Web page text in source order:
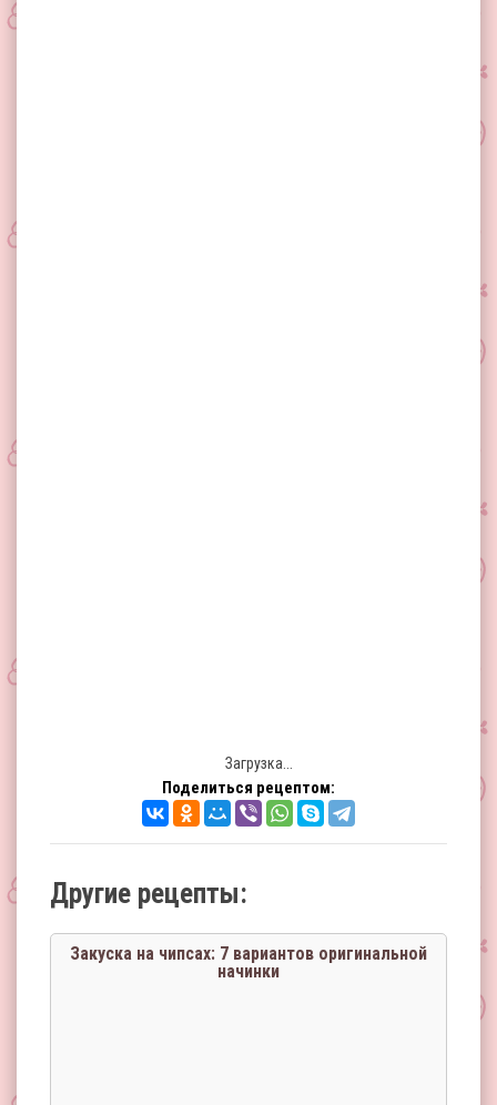
Загрузка...
Поделиться рецептом:
Другие рецепты:
Закуска на чипсах: 7 вариантов оригинальной
начинки